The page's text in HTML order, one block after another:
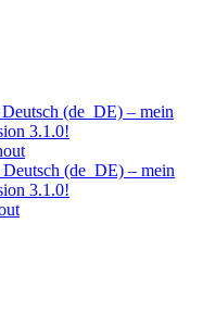
(de_DE) – mein
3.1.0!
(de_DE) – mein
3.1.0!